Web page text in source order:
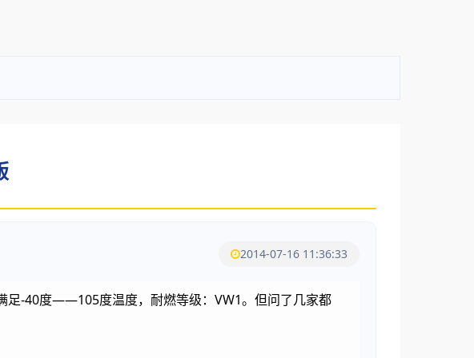
2014-07-16 11:36:33
足-40度——105度温度，耐燃等级：VW1。但问了几家都